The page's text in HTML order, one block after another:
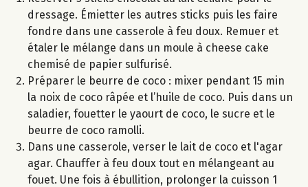
dressage. Émietter les autres sticks puis les faire
fondre dans une casserole à feu doux. Remuer et
étaler le mélange dans un moule à cheese cake
chemisé de papier sulfurisé.
Préparer le beurre de coco : mixer pendant 15 min
la noix de coco râpée et l’huile de coco. Puis dans un
saladier, fouetter le yaourt de coco, le sucre et le
beurre de coco ramolli.
Dans une casserole, verser le lait de coco et l'agar
agar. Chauffer à feu doux tout en mélangeant au
fouet. Une fois à ébullition, prolonger la cuisson 1